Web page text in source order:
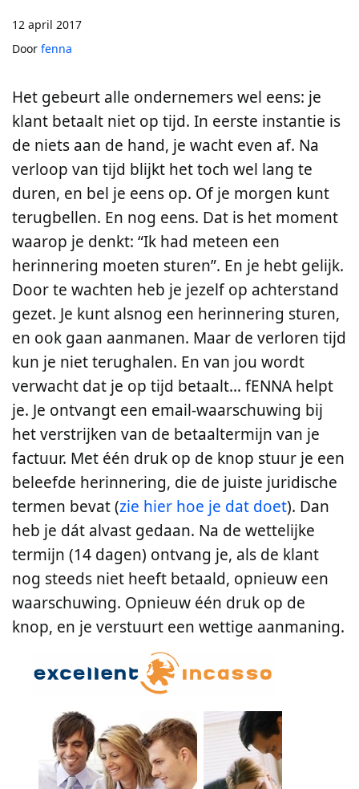
12 april 2017
Door fenna
Het gebeurt alle ondernemers wel eens: je
klant betaalt niet op tijd. In eerste instantie is
de niets aan de hand, je wacht even af. Na
verloop van tijd blijkt het toch wel lang te
duren, en bel je eens op. Of je morgen kunt
terugbellen. En nog eens. Dat is het moment
waarop je denkt: “Ik had meteen een
herinnering moeten sturen”. En je hebt gelijk.
Door te wachten heb je jezelf op achterstand
gezet. Je kunt alsnog een herinnering sturen,
en ook gaan aanmanen. Maar de verloren tijd
kun je niet terughalen. En van jou wordt
verwacht dat je op tijd betaalt… fENNA helpt
je. Je ontvangt een email-waarschuwing bij
het verstrijken van de betaaltermijn van je
factuur. Met één druk op de knop stuur je een
beleefde herinnering, die de juiste juridische
termen bevat (zie hier hoe je dat doet). Dan
heb je dát alvast gedaan. Na de wettelijke
termijn (14 dagen) ontvang je, als de klant
nog steeds niet heeft betaald, opnieuw een
waarschuwing. Opnieuw één druk op de
knop, en je verstuurt een wettige aanmaning.